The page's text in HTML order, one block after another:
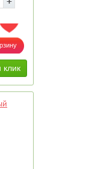
ДОБАВИТЬ В ИЗБРАННОЕ